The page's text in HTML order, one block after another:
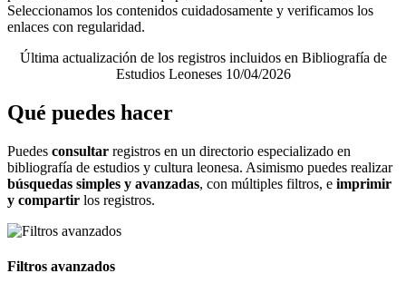
Seleccionamos los contenidos cuidadosamente y verificamos los
enlaces con regularidad.
Última actualización de los registros incluidos en Bibliografía de
Estudios Leoneses 10/04/2026
Qué puedes hacer
Puedes consultar registros en un directorio especializado en
bibliografía de estudios y cultura leonesa. Asimismo puedes realizar
búsquedas simples y avanzadas, con múltiples filtros, e imprimir
y compartir los registros.
Filtros avanzados